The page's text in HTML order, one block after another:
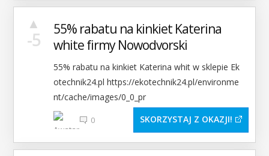
-5
▲
55% rabatu na kinkiet Katerina
white firmy Nowodvorski
55% rabatu na kinkiet Katerina whit w sklepie Ek
otechnik24.pl https://ekotechnik24.pl/environme
nt/cache/images/0_0_pr
0 SKORZYSTAJ Z OKAZJI